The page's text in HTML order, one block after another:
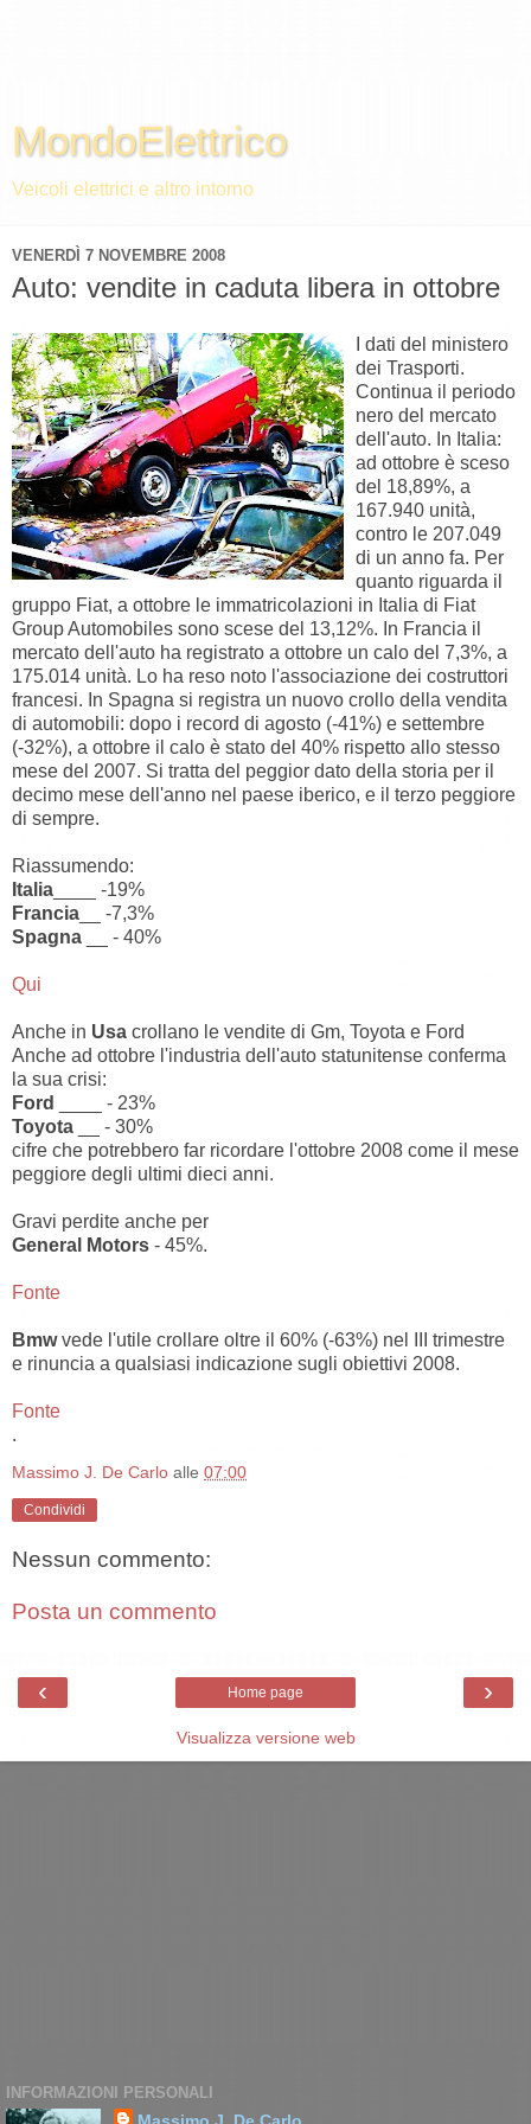
MondoElettrico
Veicoli elettrici e altro intorno
VENERDÌ 7 NOVEMBRE 2008
Auto: vendite in caduta libera in ottobre
I dati del ministero
dei Trasporti.
Continua il periodo
nero del mercato
dell'auto. In Italia:
ad ottobre è sceso
del 18,89%, a
167.940 unità,
contro le 207.049
di un anno fa. Per
quanto riguarda il
gruppo Fiat, a ottobre le immatricolazioni in Italia di Fiat
Group Automobiles sono scese del 13,12%. In Francia il
mercato dell'auto ha registrato a ottobre un calo del 7,3%, a
175.014 unità. Lo ha reso noto l'associazione dei costruttori
francesi. In Spagna si registra un nuovo crollo della vendita
di automobili: dopo i record di agosto (-41%) e settembre
(-32%), a ottobre il calo è stato del 40% rispetto allo stesso
mese del 2007. Si tratta del peggior dato della storia per il
decimo mese dell'anno nel paese iberico, e il terzo peggiore
di sempre.
Riassumendo:
Italia ____ -19%
Francia __ -7,3%
Spagna
__ - 40%
Qui
Anche in Usa crollano le vendite di Gm, Toyota e Ford
Anche ad ottobre l'industria dell'auto statunitense conferma
la sua crisi:
Ford
____ - 23%
Toyota
__ - 30%
cifre che potrebbero far ricordare l'ottobre 2008 come il mese
peggiore degli ultimi dieci anni.
Gravi perdite anche per
General Motors - 45%.
Fonte
Bmwvede l'utile crollare oltre il 60% (-63%) nel III trimestre
e rinuncia a qualsiasi indicazione sugli obiettivi 2008.
Fonte
.
Massimo J. De Carlo alle 07:00
Condividi
Nessun commento:
Posta un commento
‹ ›
Home page
Visualizza versione web
INFORMAZIONI PERSONALI